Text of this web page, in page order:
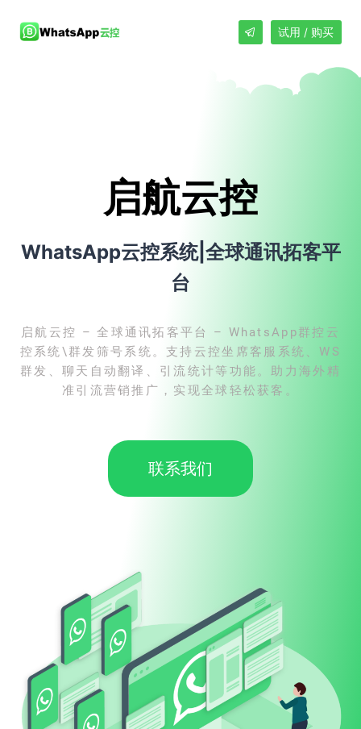
试用 / 购买
启航云控
WhatsApp云控系统|全球通讯拓客平
台
启航云控 – 全球通讯拓客平台 – WhatsApp群控云
控系统\群发筛号系统。支持云控坐席客服系统、WS
群发、聊天自动翻译、引流统计等功能。助力海外精
准引流营销推广，实现全球轻松获客。
联系我们